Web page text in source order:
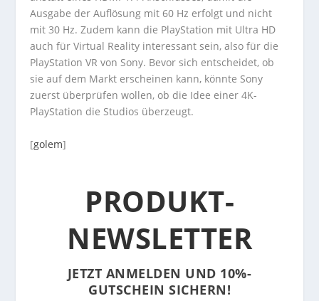
Ausgabe der Auflösung mit 60 Hz erfolgt und nicht
mit 30 Hz. Zudem kann die PlayStation mit Ultra HD
auch für Virtual Reality interessant sein, also für die
PlayStation VR von Sony. Bevor sich entscheidet, ob
sie auf dem Markt erscheinen kann, könnte Sony
zuerst überprüfen wollen, ob die Idee einer 4K-
PlayStation die Studios überzeugt.
[golem]
PRODUKT-
NEWSLETTER
JETZT ANMELDEN UND 10%-
GUTSCHEIN SICHERN!